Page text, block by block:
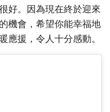
好。因為現在終於迎來
機會，希望你能幸福地
應援，令人十分感動。